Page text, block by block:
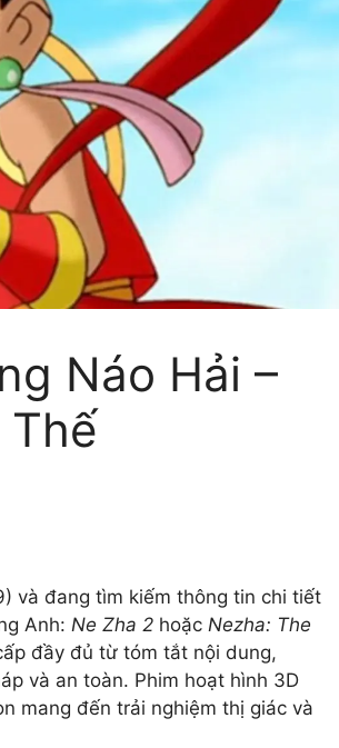
Náo Hải –
và đang tìm kiếm thông tin chi tiết
Anh: Ne Zha 2 hoặc Nezha: The
đầy đủ từ tóm tắt nội dung,
và an toàn. Phim hoạt hình 3D
mang đến trải nghiệm thị giác và